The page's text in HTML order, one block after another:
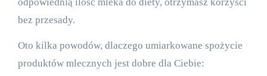
bez przesady.
Oto kilka powodów, dlaczego umiarkowane spożycie
produktów mlecznych jest dobre dla Ciebie: